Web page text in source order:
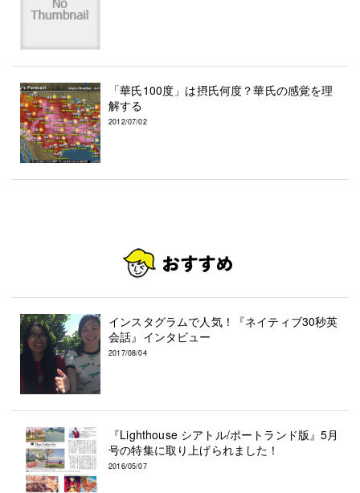
「華氏100度」は摂氏何度？華氏の感覚を理
解する
2012/07/02
インスタグラムで人気！『ネイティブ30秒英
会話』インタビュー
2017/08/04
『Lighthouse シアトル/ポートランド版』5月
号の特集に取り上げられました！
2016/05/07